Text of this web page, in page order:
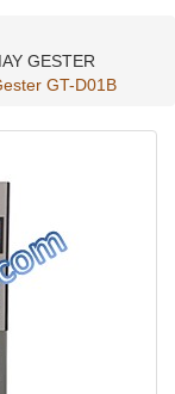
GESTER
GT-D01B